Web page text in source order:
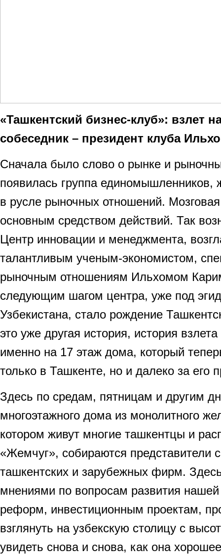
«Ташкентский бизнес-клуб»: взлет
собеседник – президент клуба
Сначала было слово о рынке и
появилась группа
в русле рыночных отношений.
основным средством действий. Так
Центр инновации и менеджмента,
талантливым ученым-экономистом,
рыночным отношениям Ильхомом
следующим шагом центра, уже под
Узбекистана, стало рождение
это уже другая история, история
именно на 17 этаж дома, который
только в Ташкенте, но и далеко за его
Здесь по средам, пятницам и другим
многоэтажного дома из монолитного
котором живут многие ташкентцы и
«Жемчуг», собираются представители
ташкентских и зарубежных фирм.
мнениями по вопросам развития
реформ, инвестиционным проектам,
взглянуть на узбекскую столицу с
увидеть снова и снова, как она